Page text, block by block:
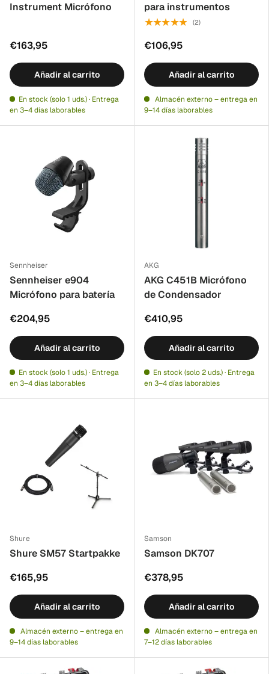
Instrument Micrófono
€163,95
Añadir al carrito
En stock (solo 1 uds.) · Entrega
en 3–4 días laborables
para instrumentos
★★★★★ (2)
€106,95
Añadir al carrito
Almacén externo – entrega en
9–14 días laborables
Sennheiser
Sennheiser e904
Micrófono para batería
€204,95
Añadir al carrito
En stock (solo 1 uds.) · Entrega
en 3–4 días laborables
AKG
AKG C451B Micrófono
de Condensador
€410,95
Añadir al carrito
En stock (solo 2 uds.) · Entrega
en 3–4 días laborables
Shure
Shure SM57 Startpakke
€165,95
Añadir al carrito
Almacén externo – entrega en
9–14 días laborables
Samson
Samson DK707
€378,95
Añadir al carrito
Almacén externo – entrega en
7–12 días laborables